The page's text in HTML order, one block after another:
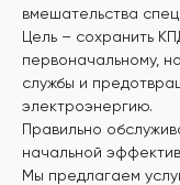
вмешательства
Цель – сохранить
первоначальному,
службы и
электроэнергию.
Правильно
начальной
Мы предлагаем